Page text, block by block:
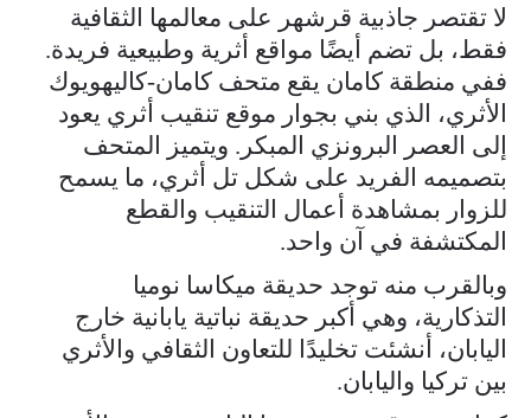
لا تقتصر جاذبية قرشهر على معالمها الثقافية
فقط، بل تضم أيضًا مواقع أثرية وطبيعية فريدة.
ففي منطقة كامان يقع متحف كامان-كاليهويوك
الأثري، الذي بني بجوار موقع تنقيب أثري يعود
إلى العصر البرونزي المبكر. ويتميز المتحف
بتصميمه الفريد على شكل تل أثري، ما يسمح
للزوار بمشاهدة أعمال التنقيب والقطع
المكتشفة في آن واحد.
وبالقرب منه توجد حديقة ميكاسا نوميا
التذكارية، وهي أكبر حديقة نباتية يابانية خارج
اليابان، أنشئت تخليدًا للتعاون الثقافي والأثري
بين تركيا واليابان.